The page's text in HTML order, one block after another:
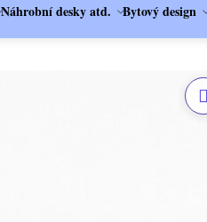
Náhrobní desky atd. Bytový design